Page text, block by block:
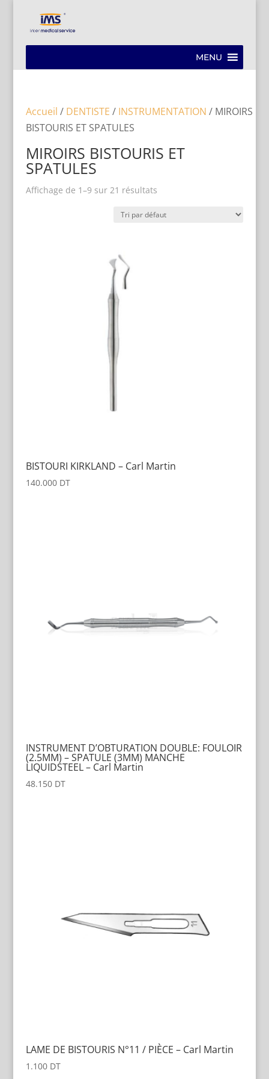
MENU
Accueil / DENTISTE / INSTRUMENTATION / MIROIRS
BISTOURIS ET SPATULES
MIROIRS BISTOURIS ET
SPATULES
Affichage de 1–9 sur 21 résultats
BISTOURI KIRKLAND – Carl Martin
140.000DT
INSTRUMENT D’OBTURATION DOUBLE: FOULOIR
(2.5MM) – SPATULE (3MM) MANCHE
LIQUIDSTEEL – Carl Martin
48.150DT
LAME DE BISTOURIS N°11 / PIÈCE – Carl Martin
1.100DT